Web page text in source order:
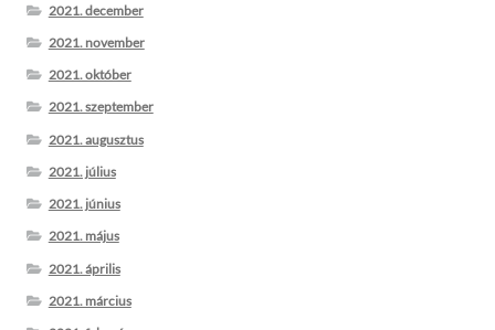
2021. december
2021. november
2021. október
2021. szeptember
2021. augusztus
2021. július
2021. június
2021. május
2021. április
2021. március